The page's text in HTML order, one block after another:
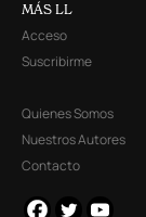
MÁS LL
Acceso
Suscribirme
Quienes Somos
Nuestros Autores
Contacto